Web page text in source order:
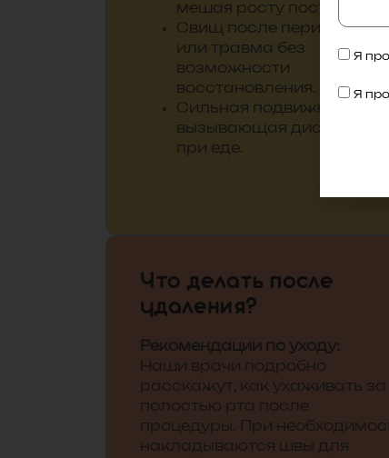
мешая росту постоянного.
Свищ после
или травма без
возможности
восстановления.
Сильная подвижность,
вызывающая
при еде.
Что делать после
удаления?
Рекомендации по уходу:
Наши врачи подробно
расскажут, как ухаживать за
полостью рта после
процедуры. При
накладываются швы для
Я
Я